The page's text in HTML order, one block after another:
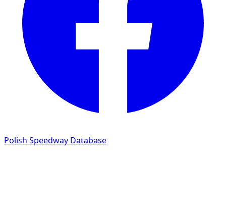
Polish Speedway Database